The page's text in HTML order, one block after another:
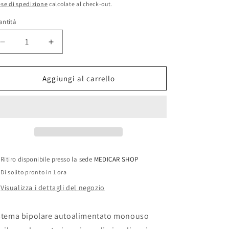
di spedizione calcolate al check-out.
Diminuisci
quantità
per
TERMOCAUTERE
1.200°C
Aumenta
quantità
per
TERMOCAUTERE
1.200°C
Aggiungi al carrello
Ritiro disponibile presso la sede MEDICAR SHOP
Di solito pronto in 1 ora
Visualizza i dettagli del negozio
bipolare autoalimentato monouso